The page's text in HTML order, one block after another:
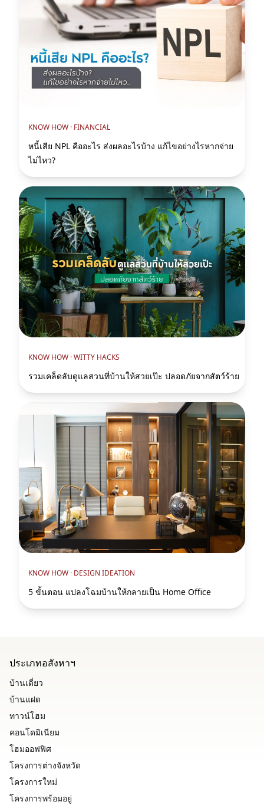
KNOW HOW · FINANCIAL
หนี้เสีย NPL คืออะไร ส่งผลอะไรบ้าง แก้ไขอย่างไรหากจ่าย
ไม่ไหว?
KNOW HOW ·WITTY HACKS
รวมเคล็ดลับดูแลสวนที่บ้านให้สวยเป๊ะ ปลอดภัยจากสัตว์ร้าย
KNOW HOW · DESIGN IDEATION
5 ขั้นตอน แปลงโฉมบ้านให้กลายเป็น Home Office
ประเภทอสังหาฯ
บ้านเดี่ยว
บ้านแฝด
ทาวน์โฮม
คอนโดมิเนียม
โฮมออฟฟิศ
โครงการต่างจังหวัด
โครงการใหม่
โครงการพร้อมอยู่